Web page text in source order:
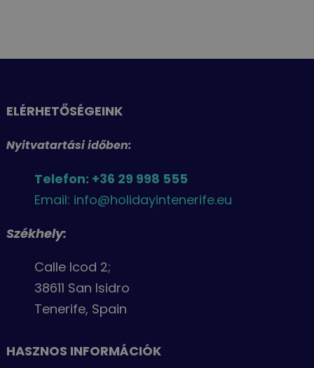
ELÉRHETŐSÉGEINK
Nyitvatartási időben:
Telefon: +36 29 998 555
Email: info@holidayintenerife.eu
Székhely:
Calle Icod 2;
38611 San Isidro
Tenerife, Spain
HASZNOS INFORMÁCIÓK